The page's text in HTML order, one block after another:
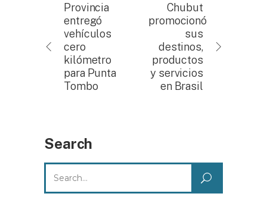
Provincia
entregó
vehículos
cero
kilómetro
para Punta
Tombo
Chubut
promocionó
sus
destinos,
productos
y servicios
en Brasil
Search
Search
for: